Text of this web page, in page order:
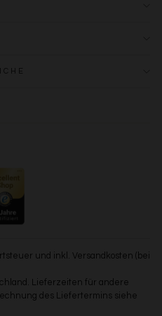
und inkl. Versandkosten (bei
Lieferzeiten für andere
des Liefertermins siehe